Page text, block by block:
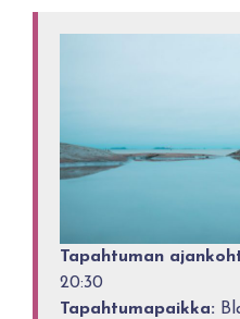
Tapahtuman
20:30
Tapahtumapaikka: